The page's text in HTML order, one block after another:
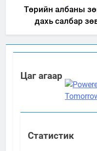
Төрийн албаны
дахь салбар
Цаг агаар
Статистик